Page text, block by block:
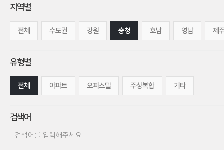
지역별
전체 수도권 강원 충청 호남 영남 제
유형별
전체 아파트 오피스텔 주상복합 기타
검색어